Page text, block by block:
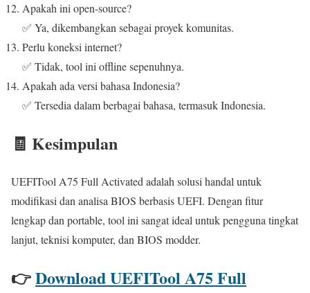
Apakah ini open-source?
✅ Ya, dikembangkan sebagai proyek komunitas.
Perlu koneksi internet?
✅ Tidak, tool ini offline sepenuhnya.
Apakah ada versi bahasa Indonesia?
✅ Tersedia dalam berbagai bahasa, termasuk Indonesia.
🧾 Kesimpulan
UEFITool A75 Full Activated adalah solusi handal untuk
modifikasi dan analisa BIOS berbasis UEFI. Dengan fitur
lengkap dan portable, tool ini sangat ideal untuk pengguna tingkat
lanjut, teknisi komputer, dan BIOS modder.
👉Download UEFITool A75 Full